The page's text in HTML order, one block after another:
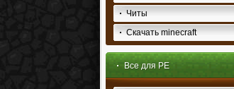
Читы
Скачать minecraft
Все для PE